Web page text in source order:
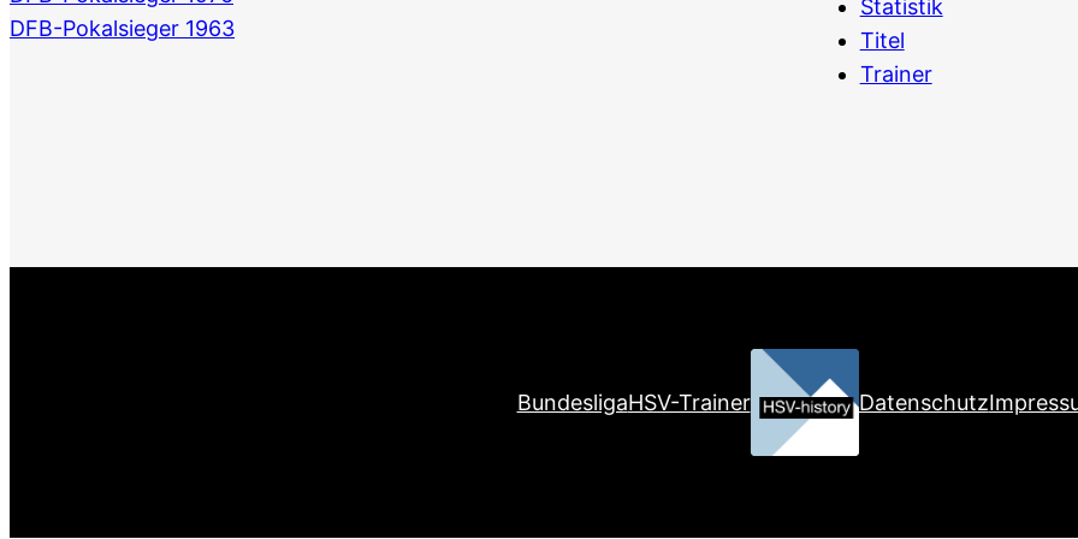
DFB-Pokalsieger 1963
Statistik
Titel
Trainer
BundesligaHSV-Trainer Datenschutz